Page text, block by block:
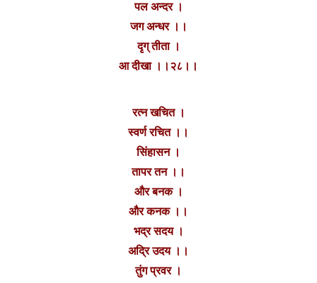
पल अन्दर ।
जग अन्धर ।।
दृग् तीता ।
आ दीखा ।।२८।।
रत्न खचित ।
स्वर्ण रचित ।।
सिंहासन ।
तापर तन ।।
और बनक ।
और कनक ।।
भद्र सदय ।
अद्रि उदय ।।
तुंग प्रवर ।